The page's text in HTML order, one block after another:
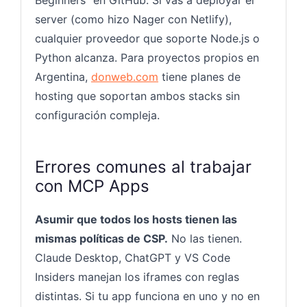
server (como hizo Nager con Netlify),
cualquier proveedor que soporte Node.js o
Python alcanza. Para proyectos propios en
Argentina, donweb.com tiene planes de
hosting que soportan ambos stacks sin
configuración compleja.
Errores comunes al trabajar
con MCP Apps
Asumir que todos los hosts tienen las
mismas políticas de CSP. No las tienen.
Claude Desktop, ChatGPT y VS Code
Insiders manejan los iframes con reglas
distintas. Si tu app funciona en uno y no en